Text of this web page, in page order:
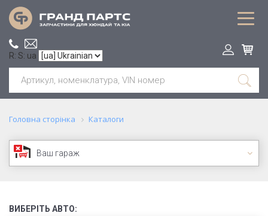
R: S: ua
Головна сторінка Каталоги
Ваш гараж
ВИБЕРІТЬ АВТО: